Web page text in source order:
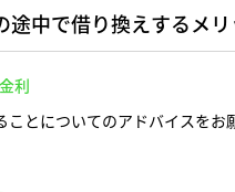
途中で借り換えするメ
利
とについてのアドバイスをお